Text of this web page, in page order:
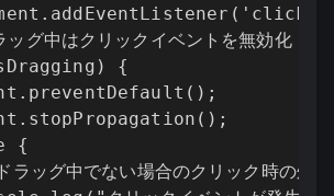
グ中はクリックイベントを無効化
{
{
ッグ中でない場合のクリック時の処理